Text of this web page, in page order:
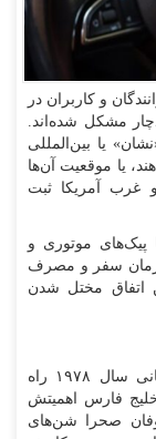
و کاربران در
مشکل شده‌اند.
یا بین‌المللی
یا موقعیت آن‌ها
و غرب آمریکا ثبت
پیک‌های موتوری و
زمان سفر و مصرف
اتفاق مختل شدن
ماهواره جی‌پی‌اس یا سامانه موقعیت‌یاب جهانی سال ۱۹۷۸ راه
خلیج فارس اهمیتش
صحرا شن‌های